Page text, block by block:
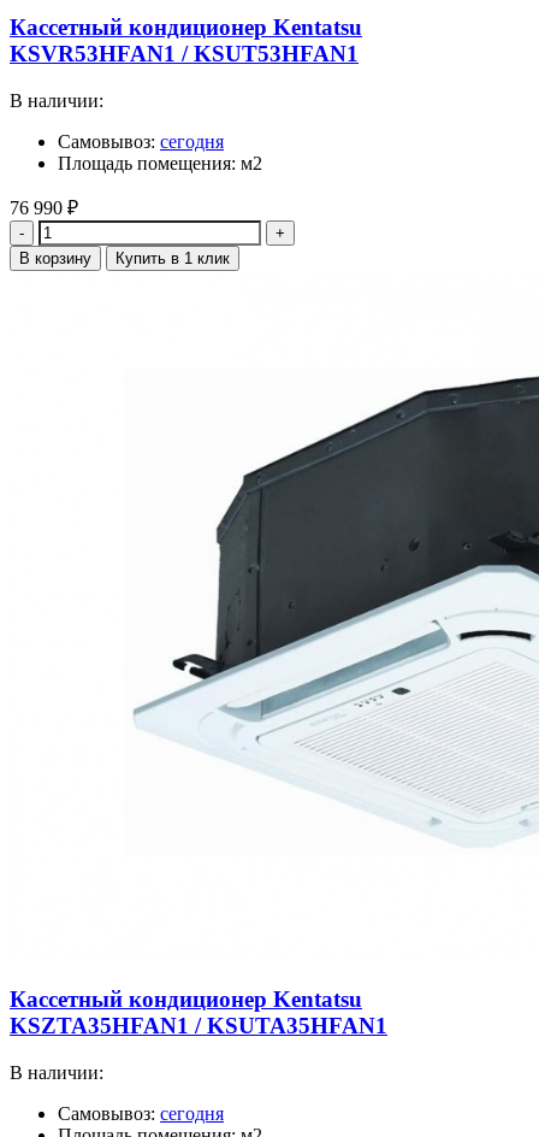
Кассетный кондиционер Kentatsu
KSVR53HFAN1 / KSUT53HFAN1
В наличии:
Самовывоз: сегодня
Площадь помещения: м2
76 990 ₽
Количество
В корзину Купить в 1 клик
Кассетный кондиционер Kentatsu
KSZTA35HFAN1 / KSUTA35HFAN1
В наличии:
Самовывоз: сегодня